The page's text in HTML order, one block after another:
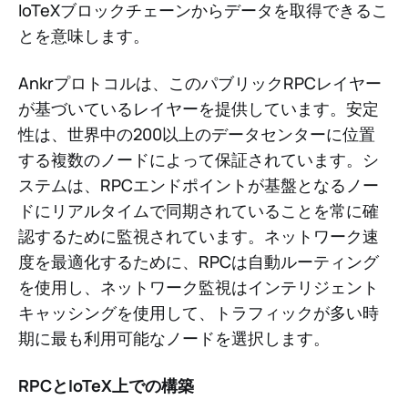
IoTeXブロックチェーンからデータを取得できるこ
とを意味します。
Ankrプロトコルは、このパブリックRPCレイヤー
が基づいているレイヤーを提供しています。安定
性は、世界中の200以上のデータセンターに位置
する複数のノードによって保証されています。シ
ステムは、RPCエンドポイントが基盤となるノー
ドにリアルタイムで同期されていることを常に確
認するために監視されています。ネットワーク速
度を最適化するために、RPCは自動ルーティング
を使用し、ネットワーク監視はインテリジェント
キャッシングを使用して、トラフィックが多い時
期に最も利用可能なノードを選択します。
RPCとIoTeX上での構築